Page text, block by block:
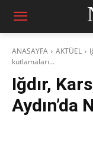
ANASAYFA AKTÜEL
kutlamaları...
Iğdır,